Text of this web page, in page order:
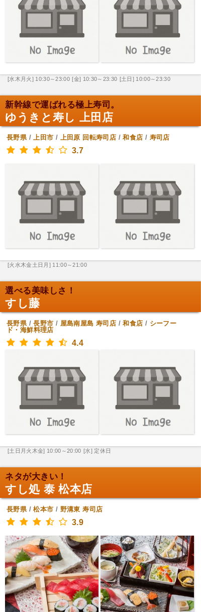
[水木月火] 10:30～23:00 [金] 10:30～23:30 [土日] 10:00～23:30
新幹線で運ばれる極上寿司。
ゆうきと寿し 上田店
長野県/上田市 / 上田原 回転寿司店 /和食店 / 寿司店
3.7
[火水木金土日月] 11:00～21:00
選べる美味しさ！
すし藤
長野県/長野市 / 屋島南屋島 寿司店 /和食店 / シーフー
ド・海鮮料理店
4.4
[土日月火木金] 10:00～20:00 [水] 定休日
ネタが大きい！
すし処 泰 松本店
長野県/松本市 / 野溝東 寿司店
3.9